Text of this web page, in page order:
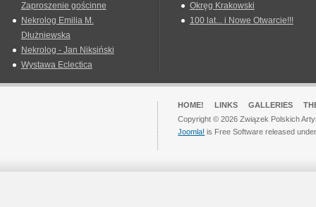
Zaproszenie gościnne
Nekrolog Emilia M.
Dłużniewska
Nekrolog - Jan Niksiński
Wystawa Eclectica
Okręg Krakowski
100 lat... i Nowe Otwarcie!!!
HOME! LINKS GALLERIES
Copyright © 2026 Związek Polskich
Joomla! is Free Software released